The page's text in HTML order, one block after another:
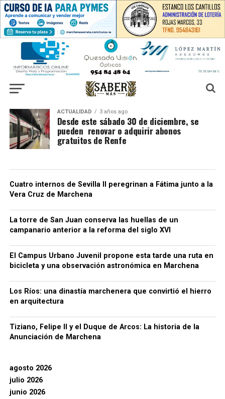
ACTUALIDAD 3 años ago
Desde este sábado 30 de diciembre, se
pueden renovar o adquirir abonos
gratuitos de Renfe
Cuatro internos de Sevilla II peregrinan a Fátima junto a la
Vera Cruz de Marchena
La torre de San Juan conserva las huellas de un
campanario anterior a la reforma del siglo XVI
El Campus Urbano Juvenil propone esta tarde una ruta en
bicicleta y una observación astronómica en Marchena
Los Ríos: una dinastía marchenera que convirtió el hierro
en arquitectura
Tiziano, Felipe II y el Duque de Arcos: La historia de la
Anunciación de Marchena
agosto 2026
julio 2026
junio 2026